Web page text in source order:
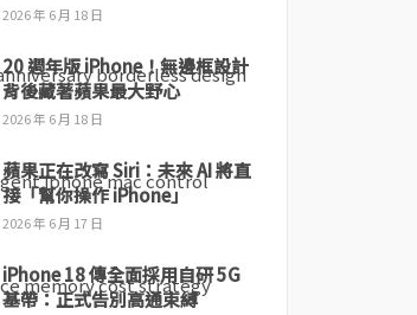
2026 年 6 月 18 日
20 週年版 iPhone！無邊框設計
背後藏著蘋果最大野心
2026 年 6 月 18 日
蘋果正在改寫 Siri：未來 AI 將直
接「幫你操作 iPhone」
2026 年 6 月 17 日
iPhone 18 傳全面採用自研 5G
基帶：正式告別高通束縛